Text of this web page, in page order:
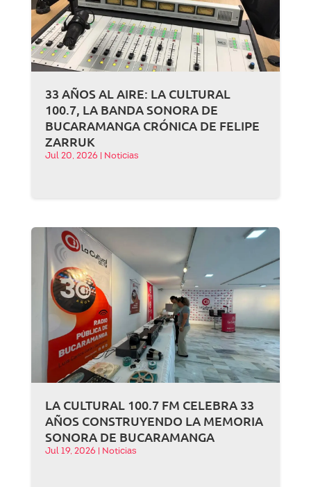
33 AÑOS AL AIRE: LA CULTURAL
100.7, LA BANDA SONORA DE
BUCARAMANGA CRÓNICA DE FELIPE
ZARRUK
Jul 20, 2026 Noticias
LA CULTURAL 100.7 FM CELEBRA 33
AÑOS CONSTRUYENDO LA MEMORIA
SONORA DE BUCARAMANGA
Jul 19, 2026 Noticias